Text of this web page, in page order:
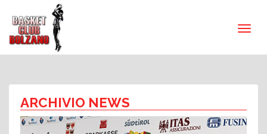
ARCHIVIO NEWS